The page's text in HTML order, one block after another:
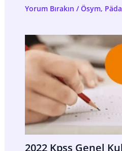
Yorum Bırakın /Ösym,
2022 Kpss Genel